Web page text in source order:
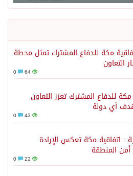
مكة للدفاع المشترك تمثل محطة
64
للدفاع المشترك تعزز التعاون
أي دولة
43
: اتفاقية مكة تعكس الإرادة
أمن المنطقة
22